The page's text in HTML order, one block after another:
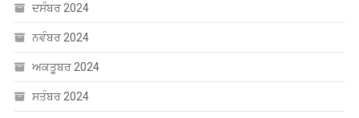
ਦਸੰਬਰ 2024
ਨਵੰਬਰ 2024
ਅਕਤੂਬਰ 2024
ਸਤੰਬਰ 2024